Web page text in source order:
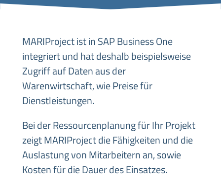
MARIProject ist in SAP Business One
integriert und hat deshalb beispielsweise
Zugriff auf Daten aus der
Warenwirtschaft, wie Preise für
Dienstleistungen.
Bei der Ressourcenplanung für Ihr Projekt
zeigt MARIProject die Fähigkeiten und die
Auslastung von Mitarbeitern an, sowie
Kosten für die Dauer des Einsatzes.